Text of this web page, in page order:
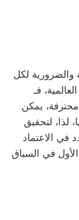
والضرورية لكل
فـ
يمكن
لذا، لتحقيق
في الاعتماد
في السباق